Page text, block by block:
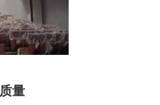
量